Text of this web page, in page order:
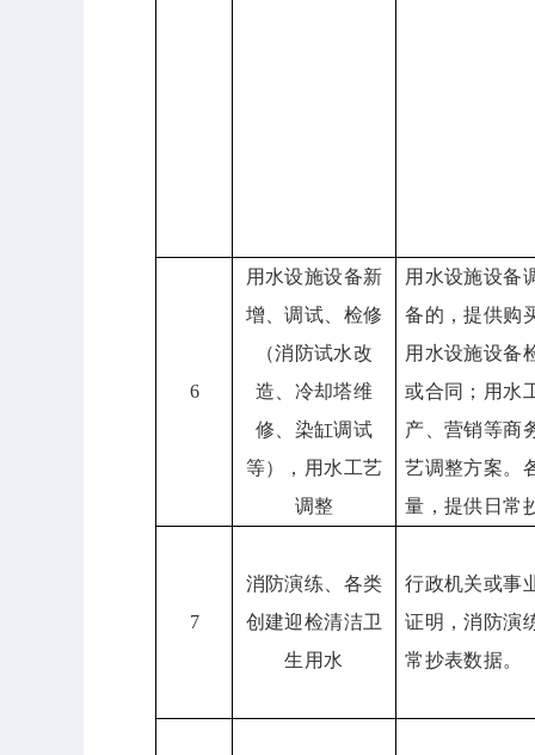
6
用水设施设备新
增、调试、检修
（消防试水改
造、冷却塔维
修、染缸调试
等），用水工艺
调整
用水设施设备
备的，提供购
用水设施设备
或合同；用水
产、营销等商
艺调整方案。
量，提供日常
7
消防演练、各类
创建迎检清洁卫
生用水
行政机关或事
证明，消防演
常抄表数据。